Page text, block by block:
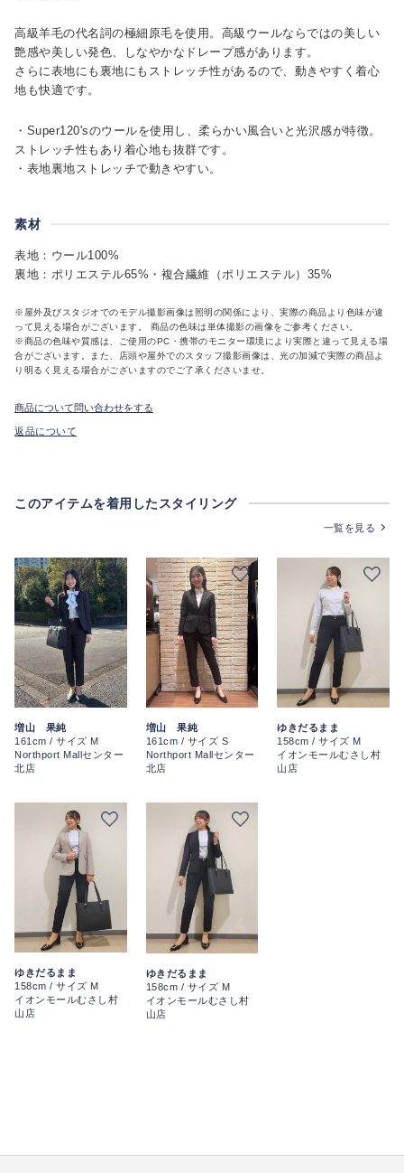
高級羊毛の代名詞の極細原毛を使用。高級ウールならではの美しい
艶感や美しい発色、しなやかなドレープ感があります。
さらに表地にも裏地にもストレッチ性があるので、動きやすく着心
地も快適です。
・Super120'sのウールを使用し、柔らかい風合いと光沢感が特徴。
ストレッチ性もあり着心地も抜群です。
・表地裏地ストレッチで動きやすい。
素材
表地：ウール100%
裏地：ポリエステル65%・複合繊維（ポリエステル）35%
※屋外及びスタジオでのモデル撮影画像は照明の関係により、実際の商品より色味が違
って見える場合がございます。 商品の色味は単体撮影の画像をご参考ください。
※商品の色味や質感は、ご使用のPC・携帯のモニター環境により実際と違って見える場
合がございます。また、店頭や屋外でのスタッフ撮影画像は、光の加減で実際の商品よ
り明るく見える場合がございますのでご了承くださいませ。
商品について問い合わせをする
返品について
このアイテムを着用したスタイリング
一覧を見る
増山 果純
161cm / サイズ M
Northport Mallセンター
北店
増山 果純
161cm / サイズ S
Northport Mallセンター
北店
ゆきだるまま
158cm / サイズ M
イオンモールむさし村
山店
ゆきだるまま
158cm / サイズ M
イオンモールむさし村
山店
ゆきだるまま
158cm / サイズ M
イオンモールむさし村
山店